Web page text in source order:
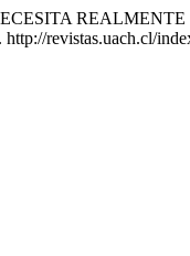
revistas.uach.cl/